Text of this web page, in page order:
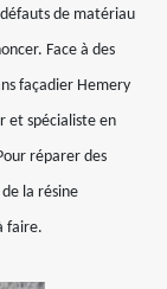
de matériau
Face à des
façadier Hemery
et spécialiste en
réparer des
la résine
faire.